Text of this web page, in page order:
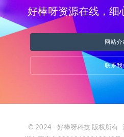
好棒呀资源在线，细
网站介
联系我
© 2024 - 好棒呀科技 版权所有